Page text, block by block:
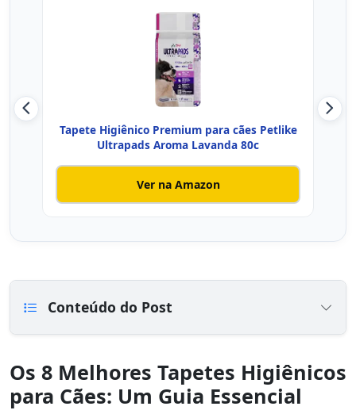
Tapete Higiênico Premium para cães Petlike
Ultrapads Aroma Lavanda 80c
Ver na Amazon
Conteúdo do Post
Os 8 Melhores Tapetes Higiênicos
para Cães: Um Guia Essencial